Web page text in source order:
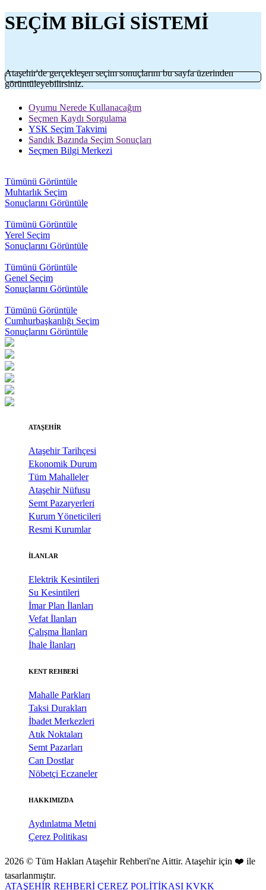
Millî Birlik
Günü
kapsamında
programının
takvimini
açıkladı. "İrade
Bizim"
temasıyla
gerçekleştirilecek
etkinlikler, 15-
17 Temmuz
noktalarda
düzenlenecek.
SEÇİM BİLGİ SİSTEMİ
Ataşehir'de gerçekleşen seçim sonuçlarını bu sayfa üzerinden
görüntüleyebilirsiniz.
Oyumu Nerede Kullanacağım
Seçmen Kaydı Sorgulama
YSK Seçim Takvimi
Sandık Bazında Seçim Sonuçları
Seçmen Bilgi Merkezi
Tümünü Görüntüle
Muhtarlık Seçim
Sonuçlarını Görüntüle
Tümünü Görüntüle
Yerel Seçim
Sonuçlarını Görüntüle
Tümünü Görüntüle
Genel Seçim
Sonuçlarını Görüntüle
Tümünü Görüntüle
Cumhurbaşkanlığı Seçim
Sonuçlarını Görüntüle
ATAŞEHİR
Ataşehir Tarihçesi
Ekonomik Durum
Tüm Mahalleler
Ataşehir Nüfusu
Semt Pazaryerleri
Kurum Yöneticileri
Resmi Kurumlar
İLANLAR
Elektrik Kesintileri
Su Kesintileri
İmar Plan İlanları
Vefat İlanları
Çalışma İlanları
İhale İlanları
KENT REHBERİ
Mahalle Parkları
Taksi Durakları
İbadet Merkezleri
Atık Noktaları
Semt Pazarları
Can Dostlar
Nöbetçi Eczaneler
HAKKIMIZDA
Aydınlatma Metni
Çerez Politikası
2026 © Tüm Hakları Ataşehir Rehberi'ne Aittir. Ataşehir için ❤️ ile
tasarlanmıştır.
ATAŞEHİR REHBERİ ÇEREZ POLİTİKASI KVKK